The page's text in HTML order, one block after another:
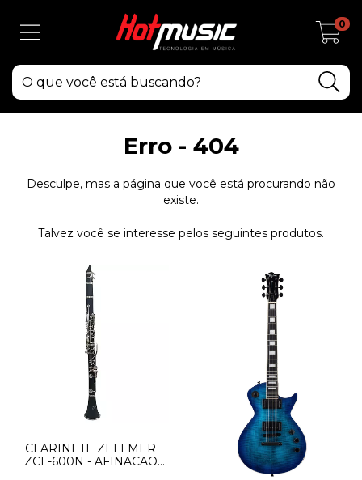
0
Erro - 404
Desculpe, mas a página que você está procurando não
existe.
Talvez você se interesse pelos seguintes produtos.
CLARINETE ZELLMER
ZCL-600N - AFINACAO